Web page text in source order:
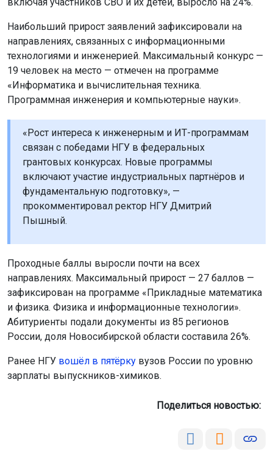
Наибольший прирост заявлений зафиксировали на
направлениях, связанных с информационными
технологиями и инженерией. Максимальный конкурс —
19 человек на место — отмечен на программе
«Информатика и вычислительная техника.
Программная инженерия и компьютерные науки».
«Рост интереса к инженерным и ИТ-программам
связан с победами НГУ в федеральных
грантовых конкурсах. Новые программы
включают участие индустриальных партнёров и
фундаментальную подготовку», —
прокомментировал ректор НГУ Дмитрий
Пышный.
Проходные баллы выросли почти на всех
направлениях. Максимальный прирост — 27 баллов —
зафиксирован на программе «Прикладные математика
и физика. Физика и информационные технологии».
Абитуриенты подали документы из 85 регионов
России, доля Новосибирской области составила 26%.
Ранее НГУ вошёл в пятёрку вузов России по уровню
зарплаты выпускников-химиков.
Поделиться новостью: